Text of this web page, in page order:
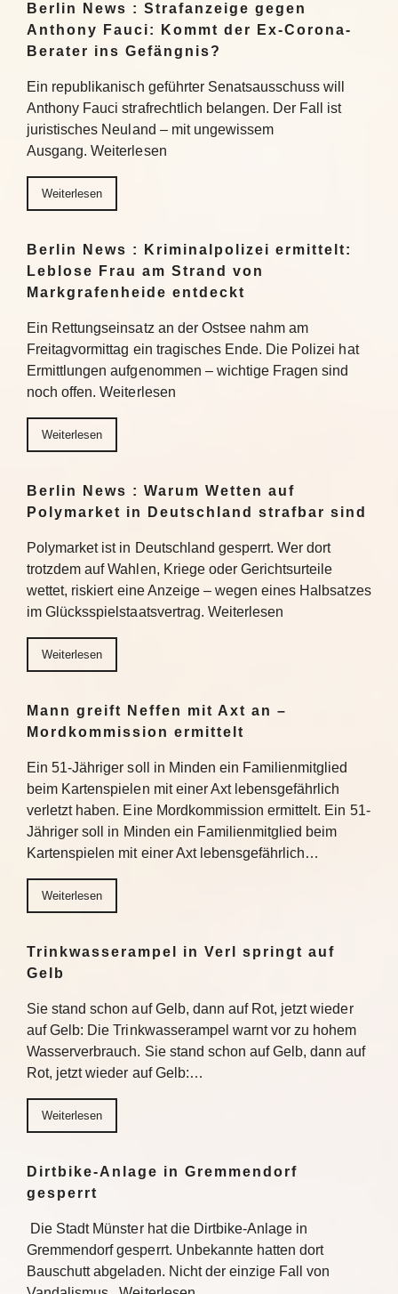
Berlin News : Strafanzeige gegen
Anthony Fauci: Kommt der Ex-Corona-
Berater ins Gefängnis?
Ein republikanisch geführter Senatsausschuss will
Anthony Fauci strafrechtlich belangen. Der Fall ist
juristisches Neuland – mit ungewissem
Ausgang. Weiterlesen
Weiterlesen
Berlin News : Kriminalpolizei ermittelt:
Leblose Frau am Strand von
Markgrafenheide entdeckt
Ein Rettungseinsatz an der Ostsee nahm am
Freitagvormittag ein tragisches Ende. Die Polizei hat
Ermittlungen aufgenommen – wichtige Fragen sind
noch offen. Weiterlesen
Weiterlesen
Berlin News : Warum Wetten auf
Polymarket in Deutschland strafbar sind
Polymarket ist in Deutschland gesperrt. Wer dort
trotzdem auf Wahlen, Kriege oder Gerichtsurteile
wettet, riskiert eine Anzeige – wegen eines Halbsatzes
im Glücksspielstaatsvertrag. Weiterlesen
Weiterlesen
Mann greift Neffen mit Axt an –
Mordkommission ermittelt
Ein 51-Jähriger soll in Minden ein Familienmitglied
beim Kartenspielen mit einer Axt lebensgefährlich
verletzt haben. Eine Mordkommission ermittelt. Ein 51-
Jähriger soll in Minden ein Familienmitglied beim
Kartenspielen mit einer Axt lebensgefährlich…
Weiterlesen
Trinkwasserampel in Verl springt auf
Gelb
Sie stand schon auf Gelb, dann auf Rot, jetzt wieder
auf Gelb: Die Trinkwasserampel warnt vor zu hohem
Wasserverbrauch. Sie stand schon auf Gelb, dann auf
Rot, jetzt wieder auf Gelb:…
Weiterlesen
Dirtbike-Anlage in Gremmendorf
gesperrt
Die Stadt Münster hat die Dirtbike-Anlage in
Gremmendorf gesperrt. Unbekannte hatten dort
Bauschutt abgeladen. Nicht der einzige Fall von